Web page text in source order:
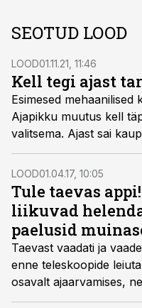
SEOTUD LOOD
LOOD01.11.21, 11:46
Kell tegi ajast
Esimesed mehaanilised
Ajapikku muutus kell
valitsema. Ajast sai
LOOD01.04.17, 10:05
Tule taevas
liikuvad
paelusid
Taevast vaadati ja
enne teleskoopide
osavalt ajaarvamises,
argistele kui ka